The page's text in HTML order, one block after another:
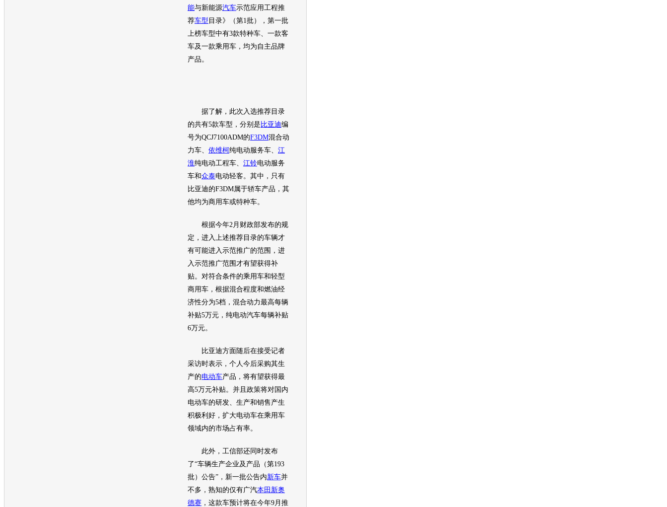
能与新能源汽车示范应用工程推
荐车型 目录》（第1批），第一批
上榜车型中有3款特种车、一款客
车及一款乘用车，均为自主品牌
产品。
据了解，此次入选推荐目录
的共有5款车型 ，分别是 比亚迪编
号为QCJ7100ADM的F3DM混合动
力车、 依维柯纯电动服务车、 江
淮纯电动工程车、 江铃电动服务
车和众泰电动轻客。其中，只有
比亚迪的F3DM属于轿车产品，其
他均为商用车或特种车。
根据今年2月财政部发布的规
定，进入上述推荐目录的车辆才
有可能进入示范推广的范围，进
入示范推广范围才有望获得补
贴。对符合条件的乘用车和轻型
商用车，根据混合程度和燃油经
济性分为5档，混合动力最高每辆
补贴5万元，纯电动汽车每辆补贴
6万元。
比亚迪方面随后在接受记者
采访时表示，个人今后采购其生
产的电动车产品，将有望获得最
高5万元补贴。并且政策将对国内
电动车的研发、生产和销售产生
积极利好，扩大电动车在乘用车
领域内的市场占有率。
此外，工信部还同时发布
了“车辆生产企业及产品（第193
批）公告”，新一批公告内新车并
不多，熟知的仅有广汽本田新奥
德赛 ，这款车预计将在今年9月推